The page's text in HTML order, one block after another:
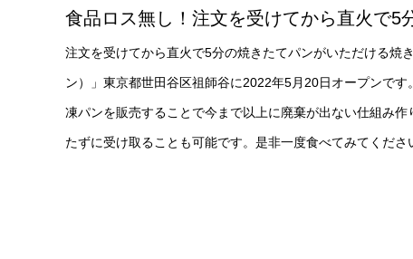
食品ロス無し！注文を受けてから直火で5
注文を受けてから直火で5分の焼きたてパンがいただける焼
ン）」東京都世田谷区祖師谷に2022年5月20日オープンで
凍パンを販売することで今まで以上に廃棄が出ない仕組み
たずに受け取ることも可能です。是非一度食べてみてくださ